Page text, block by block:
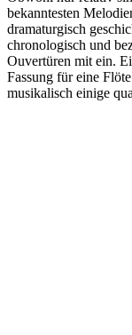
bekanntesten
dramaturgisch
chronologisch und
Ouvertüren mit ein.
Fassung für eine
musikalisch einige